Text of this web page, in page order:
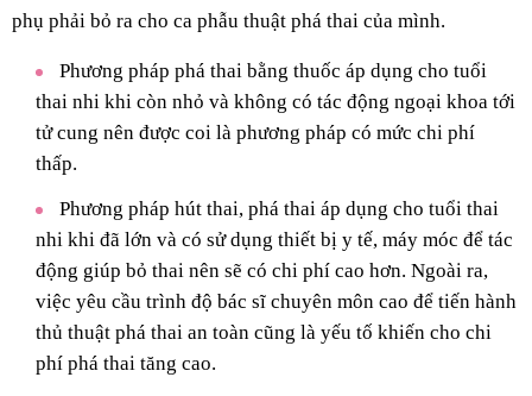
phụ phải bỏ ra cho ca phẫu thuật phá thai của mình.
Phương pháp phá thai bằng thuốc áp dụng cho tuổi
thai nhi khi còn nhỏ và không có tác động ngoại khoa tới
tử cung nên được coi là phương pháp có mức chi phí
thấp.
Phương pháp hút thai, phá thai áp dụng cho tuổi thai
nhi khi đã lớn và có sử dụng thiết bị y tế, máy móc để tác
động giúp bỏ thai nên sẽ có chi phí cao hơn. Ngoài ra,
việc yêu cầu trình độ bác sĩ chuyên môn cao để tiến hành
thủ thuật phá thai an toàn cũng là yếu tố khiến cho chi
phí phá thai tăng cao.